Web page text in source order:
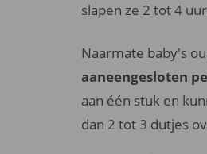
slapen ze 2 tot 4
Naarmate baby's
aaneengesloten
aan één stuk en
dan 2 tot 3 dutjes